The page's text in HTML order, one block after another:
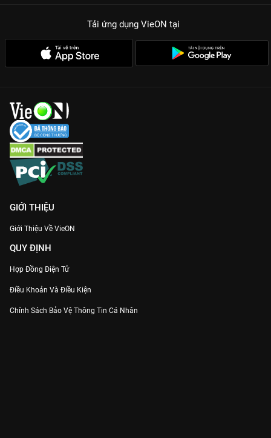
Tải ứng dụng VieON tại
GIỚI THIỆU
Giới Thiệu Về VieON
QUY ĐỊNH
Hợp Đồng Điện Tử
Điều Khoản Và Điều Kiện
Chính Sách Bảo Vệ Thông Tin Cá Nhân